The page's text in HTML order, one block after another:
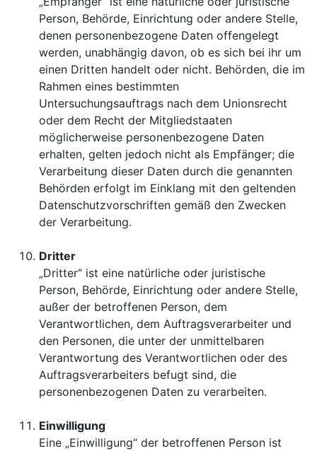
Person, Behörde, Einrichtung oder andere Stelle,
denen personenbezogene Daten offengelegt
werden, unabhängig davon, ob es sich bei ihr um
einen Dritten handelt oder nicht. Behörden, die im
Rahmen eines bestimmten
Untersuchungsauftrags nach dem Unionsrecht
oder dem Recht der Mitgliedstaaten
möglicherweise personenbezogene Daten
erhalten, gelten jedoch nicht als Empfänger; die
Verarbeitung dieser Daten durch die genannten
Behörden erfolgt im Einklang mit den geltenden
Datenschutzvorschriften gemäß den Zwecken
der Verarbeitung.
Dritter
„Dritter“ ist eine natürliche oder juristische
Person, Behörde, Einrichtung oder andere Stelle,
außer der betroffenen Person, dem
Verantwortlichen, dem Auftragsverarbeiter und
den Personen, die unter der unmittelbaren
Verantwortung des Verantwortlichen oder des
Auftragsverarbeiters befugt sind, die
personenbezogenen Daten zu verarbeiten.
Einwilligung
Eine „Einwilligung“ der betroffenen Person ist